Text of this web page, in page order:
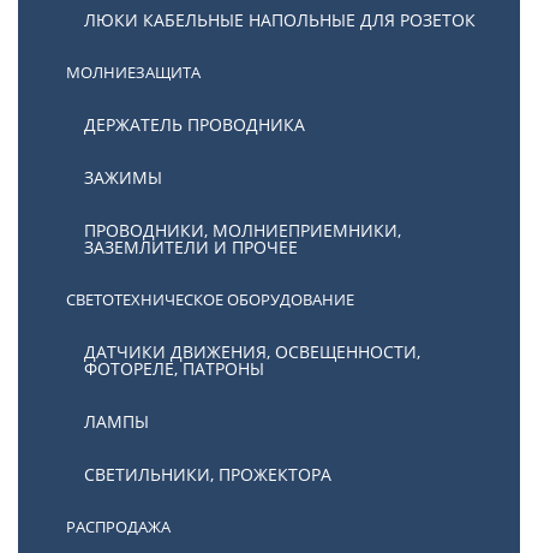
ЛЮКИ КАБЕЛЬНЫЕ НАПОЛЬНЫЕ ДЛЯ РОЗЕТОК
МОЛНИЕЗАЩИТА
ДЕРЖАТЕЛЬ ПРОВОДНИКА
ЗАЖИМЫ
ПРОВОДНИКИ, МОЛНИЕПРИЕМНИКИ,
ЗАЗЕМЛИТЕЛИ И ПРОЧЕЕ
СВЕТОТЕХНИЧЕСКОЕ ОБОРУДОВАНИЕ
ДАТЧИКИ ДВИЖЕНИЯ, ОСВЕЩЕННОСТИ,
ФОТОРЕЛЕ, ПАТРОНЫ
ЛАМПЫ
СВЕТИЛЬНИКИ, ПРОЖЕКТОРА
РАСПРОДАЖА